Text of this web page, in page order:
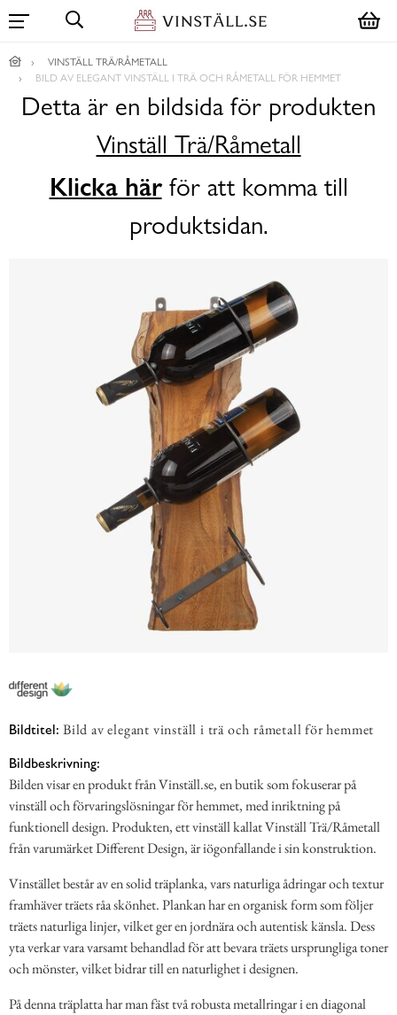
VINSTÄLL TRÄ/RÅMETALL
BILD AV ELEGANT VINSTÄLL I TRÄ OCH RÅMETALL FÖR HEMMET
Detta är en bildsida för produkten
Vinställ Trä/Råmetall
Klicka härför att komma till
produktsidan.
Bildtitel: Bild av elegant vinställ i trä och råmetall för hemmet
Bildbeskrivning:
Bilden visar en produkt från Vinställ.se, en butik som fokuserar på
vinställ och förvaringslösningar för hemmet, med inriktning på
funktionell design. Produkten, ett vinställ kallat Vinställ Trä/Råmetall
från varumärket Different Design, är iögonfallande i sin konstruktion.
Vinstället består av en solid träplanka, vars naturliga ådringar och textur
framhäver träets råa skönhet. Plankan har en organisk form som följer
träets naturliga linjer, vilket ger en jordnära och autentisk känsla. Dess
yta verkar vara varsamt behandlad för att bevara träets ursprungliga toner
och mönster, vilket bidrar till en naturlighet i designen.
På denna träplatta har man fäst två robusta metallringar i en diagonal